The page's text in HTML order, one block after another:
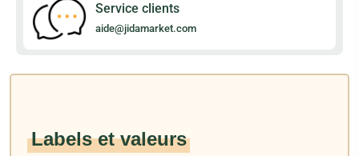
Service clients
aide@jidamarket.com
Labels et valeurs